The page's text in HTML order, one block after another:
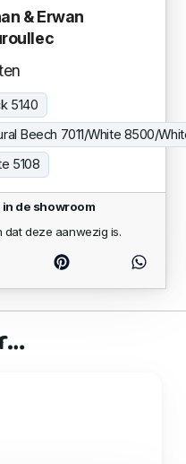
& Erwan
5140
Beech 7011/White 8500/
5108
de showroom
dat deze aanwezig is.